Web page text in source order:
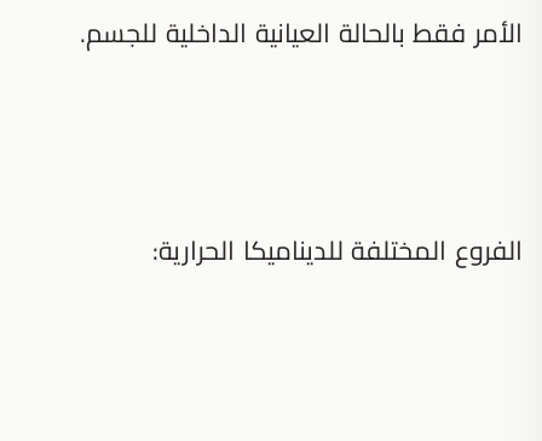
الأمر فقط بالحالة العيانية الداخلية للجسم.
الفروع المختلفة للديناميكا الحرارية: